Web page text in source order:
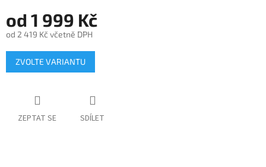
od 1 999 Kč
od 2 419 Kč včetně DPH
Měrná
cena:
ZVOLTE VARIANTU
ZEPTAT SE SDÍLET